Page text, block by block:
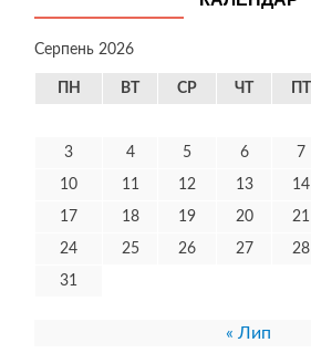
Серпень 2026
ПН ВТ СР ЧТ
3 4 5 6 7
10 11 12 13 14
17 18 19 20 21
24 25 26 27 28
31
« Лип